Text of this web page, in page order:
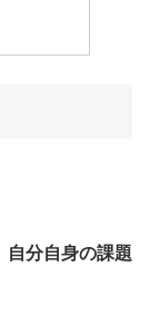
自分自身の課題